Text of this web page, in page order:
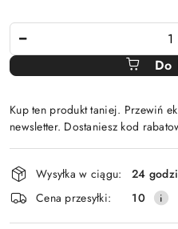
Do
Kup ten produkt taniej. Przewiń
newsletter. Dostaniesz kod
Dostępność
i
dostawa
Wysyłka w ciągu:
24
Cena przesyłki:
10